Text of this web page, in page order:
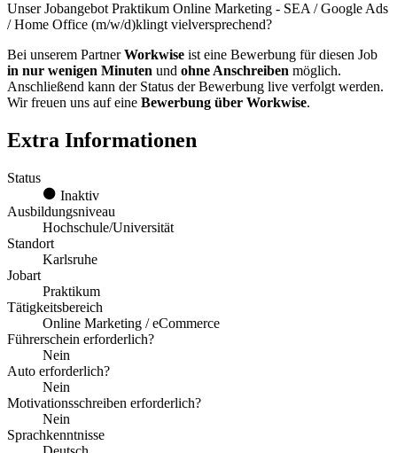
Unser Jobangebot Praktikum Online Marketing - SEA / Google Ads
/ Home Office (m/w/d)klingt vielversprechend?
Bei unserem PartnerWorkwise ist eine Bewerbung für diesen Job
in nur wenigen Minuten und ohne Anschreiben möglich.
Anschließend kann der Status der Bewerbung live verfolgt werden.
Wir freuen uns auf eine Bewerbung über Workwise.
Extra Informationen
Status
Inaktiv
Ausbildungsniveau
Hochschule/Universität
Standort
Karlsruhe
Jobart
Praktikum
Tätigkeitsbereich
Online Marketing / eCommerce
Führerschein erforderlich?
Nein
Auto erforderlich?
Nein
Motivationsschreiben erforderlich?
Nein
Sprachkenntnisse